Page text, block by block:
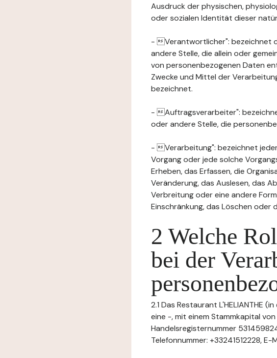
Ausdruck der physischen,
oder sozialen Identität dieser
- Verantwortlicher": bezeichnet
andere Stelle, die allein oder
von personenbezogenen Daten
Zwecke und Mittel der
bezeichnet.
- Auftragsverarbeiter":
oder andere Stelle, die
- Verarbeitung": bezeichnet
Vorgang oder jede solche
Erheben, das Erfassen, die
Veränderung, das Auslesen, das
Verbreitung oder eine andere
Einschränkung, das Löschen oder
2 Welche
bei der
2.1 Das Restaurant L'HELIANTHE
eine -, mit einem Stammkapital
Handelsregisternummer
Telefonnummer: +33241512228,